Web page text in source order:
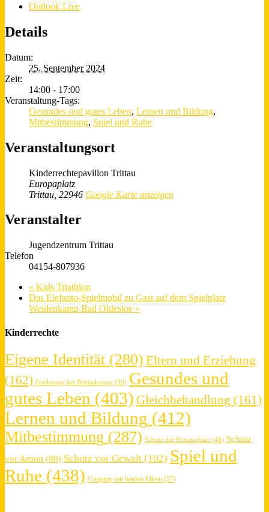
Outlook Live
Details
Datum:
25. September 2024
Zeit:
14:00 - 17:00
Veranstaltung-Tags:
Gesundes und gutes Leben, Lernen und Bildung,
Mitbestimmung, Spiel und Ruhe
Veranstaltungsort
Kinderrechtepavillon Trittau
Europaplatz
Trittau 22946 Google Karte anzeigen
Veranstalter
Jugendzentrum Trittau
Telefon
04154-807936
« Kids Triathlon
Das Elefanto-Spielmobil zu Gast auf dem Spielplatz
Weidenkamp Bad Oldesloe »
Kinderrechte
Eigene Identität (280) Eltern und Erziehung
(162) Förderung bei Behinderung (50) Gesundes und
gutes Leben (403) Gleichbehandlung (161)
Lernen und Bildung (412)
Mitbestimmung (287) Schutz der Privatsphäre (46) Schutz
vor Armut (80) Schutz vor Gewalt (102) Spiel und
Ruhe (438) Umgang mit beiden Eltern (57)